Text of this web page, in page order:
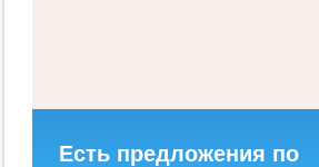
Есть предложения по